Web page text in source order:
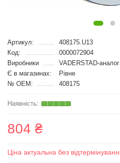
Артикул:
408175.U13
Код:
0000072904
Виробники
VADERSTAD-аналог
Є в магазинах:
Рівне
№ OEM:
408175
804 ₴
Ціна актуальна без